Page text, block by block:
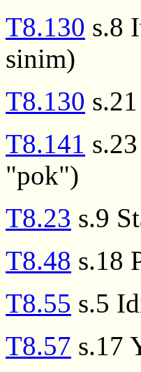
T8.130 s.8
sinim)
T8.130
T8.141
"pok")
T8.23 s.9
T8.48 s.18
T8.55 s.5
T8.57 s.17